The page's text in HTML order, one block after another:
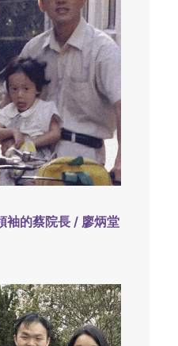
袖的蔡院長 / 廖炳堂